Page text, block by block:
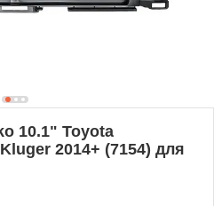
10.1" Toyota
2014+ (7154) для